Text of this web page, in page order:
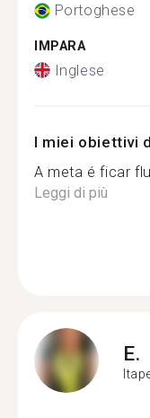
Portoghese
IMPARA
Inglese
I miei obiettivi
A meta é ficar
Leggi di più
E.